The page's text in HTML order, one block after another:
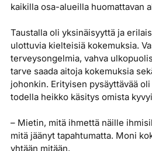
kaikilla osa-alueilla huomattavan
Taustalla oli yksinäisyyttä ja
ulottuvia kielteisiä kokemuksia.
terveysongelmia, vahva
tarve saada aitoja kokemuksia
johonkin. Erityisen pysäyttävää
todella heikko käsitys omista
– Mietin, mitä ihmettä näille
mitä jäänyt tapahtumatta. Moni
yhtään mitään.